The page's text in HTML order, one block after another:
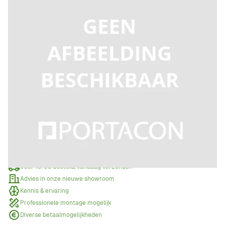
Incl. BTW
€ 76,94
Offerte aanvragen
Wanneer een offerte aanvragen?
Voor 15:00 besteld, vandaag verzonden
Advies in onze nieuwe showroom
Kennis & ervaring
Professionele montage mogelijk
Diverse betaalmogelijkheden